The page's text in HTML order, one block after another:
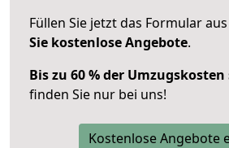
Füllen Sie jetzt das Formular
Sie kostenlose Angebote.
Bis zu 60 % der
finden Sie nur bei uns!
Kostenlose Angebote